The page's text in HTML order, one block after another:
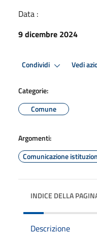
Data :
9 dicembre 2024
Condividi Vedi
Categorie:
Comune
Argomenti:
Comunicazione
INDICE DELLA
Descrizione